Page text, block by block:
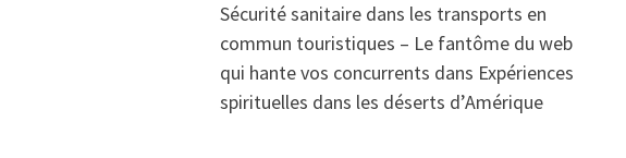
Sécurité sanitaire dans les transports en
commun touristiques – Le fantôme du web
qui hante vos concurrents dans Expériences
spirituelles dans les déserts d’Amérique